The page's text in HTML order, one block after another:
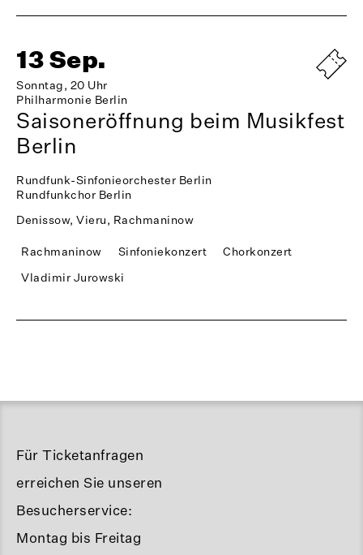
13 Sep.
Sonntag, 20 Uhr
Philharmonie Berlin
Saisoneröffnung beim Musikfest
Berlin
Rundfunk-Sinfonieorchester Berlin
Rundfunkchor Berlin
Denissow, Vieru, Rachmaninow
Rachmaninow Sinfoniekonzert
Chorkonzert
Vladimir Jurowski
Für Ticketanfragen
erreichen Sie unseren
Besucherservice:
Montag bis Freitag